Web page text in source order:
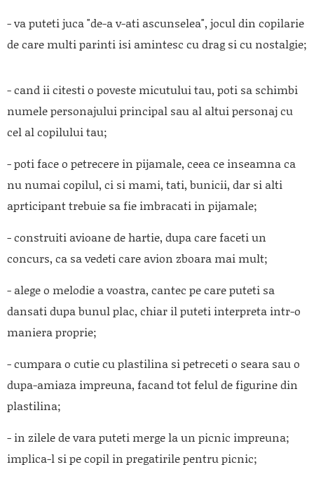
- va puteti juca "de-a v-ati ascunselea", jocul din copilarie
de care multi parinti isi amintesc cu drag si cu nostalgie;
- cand ii citesti o poveste micutului tau, poti sa schimbi
numele personajului principal sau al altui personaj cu
cel al copilului tau;
- poti face o petrecere in pijamale, ceea ce inseamna ca
nu numai copilul, ci si mami, tati, bunicii, dar si alti
aprticipant trebuie sa fie imbracati in pijamale;
- construiti avioane de hartie, dupa care faceti un
concurs, ca sa vedeti care avion zboara mai mult;
- alege o melodie a voastra, cantec pe care puteti sa
dansati dupa bunul plac, chiar il puteti interpreta intr-o
maniera proprie;
- cumpara o cutie cu plastilina si petreceti o seara sau o
dupa-amiaza impreuna, facand tot felul de figurine din
plastilina;
- in zilele de vara puteti merge la un picnic impreuna;
implica-l si pe copil in pregatirile pentru picnic;